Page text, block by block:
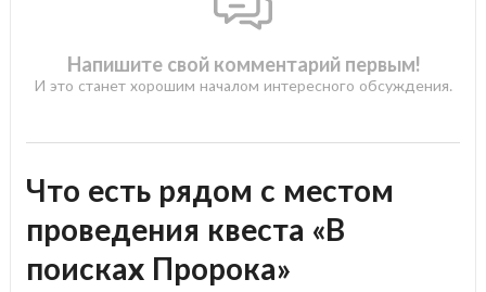
Напишите свой комментарий первым!
И это станет хорошим началом интересного обсуждения.
Что есть рядом с местом
проведения квеста «В
поисках Пророка»